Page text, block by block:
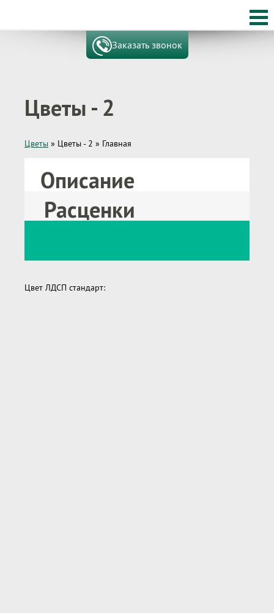
Заказать звонок
Цветы - 2
Цветы » Цветы - 2 » Главная
Описание
Расценки
Цвет ЛДСП стандарт: